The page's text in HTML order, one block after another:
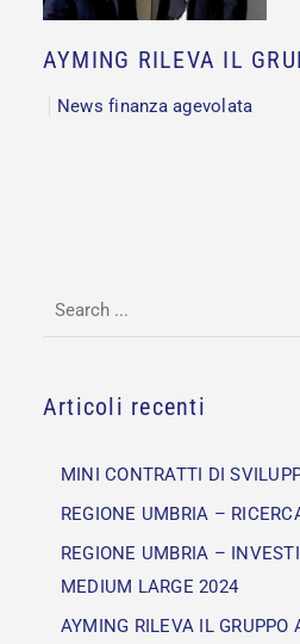
AYMING RILEVA IL
News finanza agevolata
Articoli recenti
MINI CONTRATTI DI
REGIONE UMBRIA –
REGIONE UMBRIA –
MEDIUM LARGE 2024
AYMING RILEVA IL GRUPPO